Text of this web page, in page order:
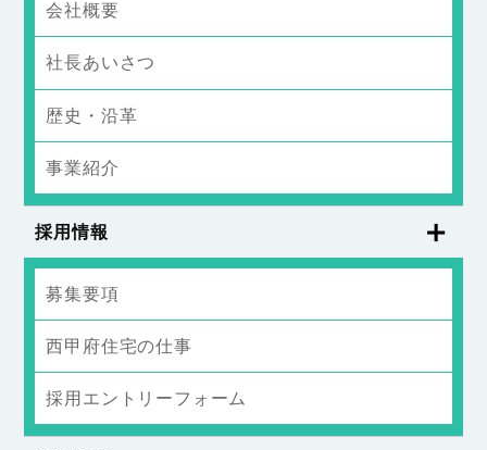
会社概要
社長あいさつ
歴史・沿革
事業紹介
採用情報
募集要項
西甲府住宅の仕事
採用エントリーフォーム